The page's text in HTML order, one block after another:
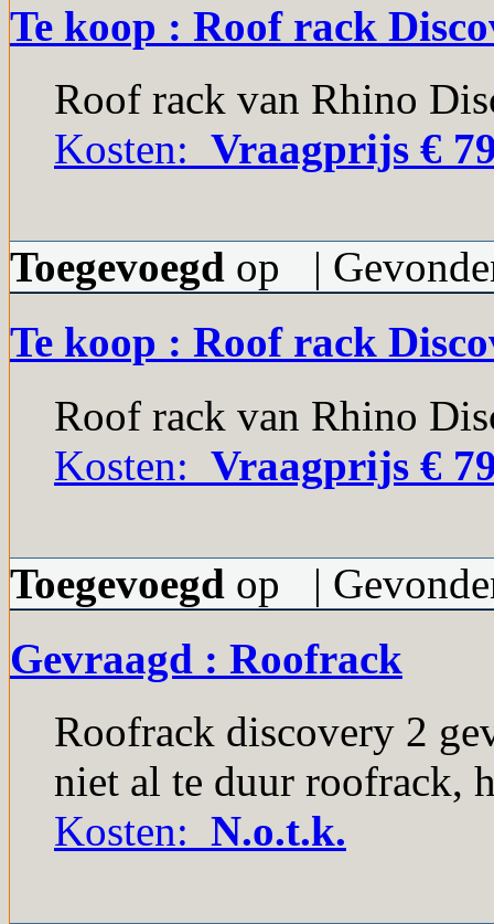
Te koop : Roof rack
Roof rack van Rhino
Kosten: Vraagprijs €
Toegevoegd op |
Te koop : Roof rack
Roof rack van Rhino
Kosten: Vraagprijs €
Toegevoegd op |
Gevraagd : Roofrack
Roofrack discovery 2
niet al te duur roofrack,
Kosten: N.o.t.k.